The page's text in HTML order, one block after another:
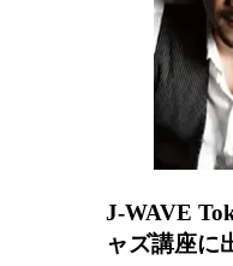
J-WAVE
ャズ講座に